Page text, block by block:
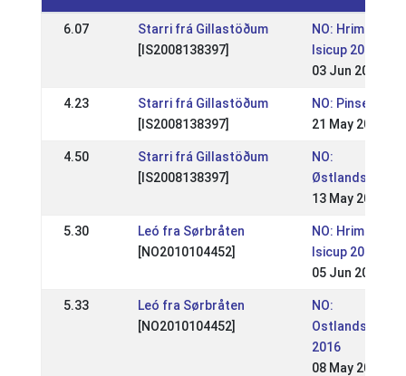
6.07
Starri frá Gillastöðum
[IS2008138397]
NO:
Isicup 2018
03 Jun 2018
4.23
Starri frá Gillastöðum
[IS2008138397]
NO:
21 May 2018
4.50
Starri frá Gillastöðum
[IS2008138397]
NO:
13 May 2018
5.30
Leó fra Sørbråten
[NO2010104452]
NO:
Isicup 2016
05 Jun 2016
5.33
Leó fra Sørbråten
[NO2010104452]
NO:
2016
08 May 2016